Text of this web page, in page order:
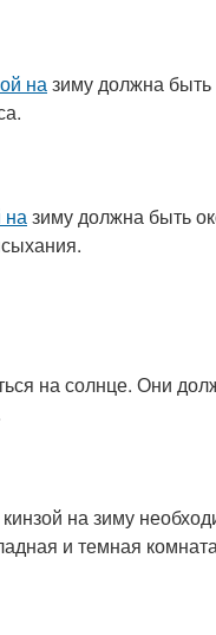
назиму должна
назиму должна быть
на солнце. Они
на зиму
и темная